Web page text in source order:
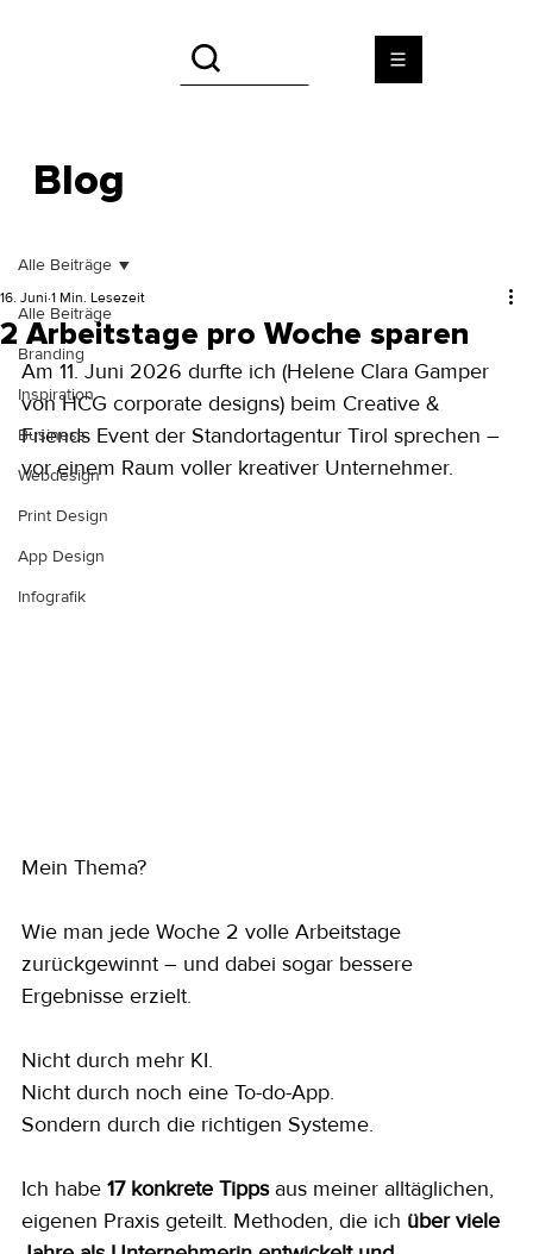
Blog
Alle Beiträge
Branding
Inspiration
Business
Webdesign
Print Design
App Design
Infografik
Alle Beiträge
2 Arbeitstage pro Woche sparen
16. Juni 1 Min. Lesezeit
Am 11. Juni 2026 durfte ich (Helene Clara Gamper
von HCG corporate designs) beim Creative &
Friends Event der Standortagentur Tirol sprechen –
vor einem Raum voller kreativer Unternehmer.
Mein Thema?
Wie man jede Woche 2 volle Arbeitstage
zurückgewinnt – und dabei sogar bessere
Ergebnisse erzielt.
Nicht durch mehr KI.
Nicht durch noch eine To-do-App.
Sondern durch die richtigen Systeme.
Ich habe 17 konkrete Tipps aus meiner alltäglichen,
eigenen Praxis geteilt. Methoden, die ich über viele